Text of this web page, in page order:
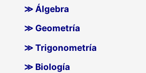
≫ Álgebra
≫ Geometría
≫ Trigonometría
≫ Biología